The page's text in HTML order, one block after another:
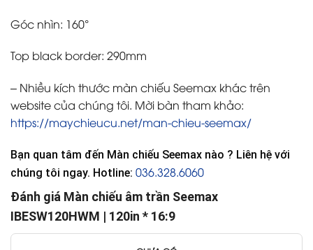
Góc nhìn: 160°
Top black border: 290mm
– Nhiều kích thước màn chiếu Seemax khác trên
website của chúng tôi. Mời bàn tham khảo:
https://maychieucu.net/man-chieu-seemax/
Bạn quan tâm đến Màn chiếu Seemax nào ? Liên hệ với
chúng tôi ngay. Hotline: 036.328.6060
Đánh giá Màn chiếu âm trần Seemax
IBESW120HWM | 120in * 16:9